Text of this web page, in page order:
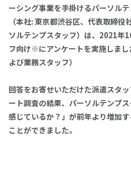
拠点一覧
パーソルテンプス
平日 9:00 -
仕事をお探しの方
ーシング事業を手掛けるパーソル
（本社: 東京都渋谷区、代表取締役
ソルテンプスタッフ）は、2021年
フ向け※にアンケートを実施しま
よび業務スタッフ）
回答をお寄せいただけた派遣スタ
ート調査の結果、パーソルテンプ
感じているか？」が前年より増加
ことができました。